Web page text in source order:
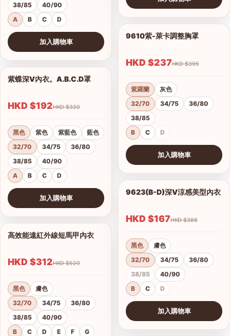
38/85
40/90
A
B C D
加入購物車
1/15
查看圖片
紫蝶深V內衣。A.B.C.D罩
HKD $192 HKD $320
黑色 紫色 紫藍色
藍色
32/70
34/75
36/80
38/85
40/90
A
B C D
加入購物車
1/14
查看圖片
高效能遠紅外線短馬甲內衣
HKD $312 HKD $520
黑色
膚色
32/70
34/75
36/80
38/85
40/90
B
C D E F G
查看圖片
9610紫-萊卡調整胸罩
HKD $237 HKD $395
紫羅蘭
灰色
32/70
34/75
36/80
38/85
B
C D
加入購物車
1/2
查看圖片
9623(B-D)深V涼感美型內衣
HKD $167 HKD $388
黑色
膚色
32/70
34/75
36/80
38/85
40/90
B
C D
加入購物車
查看圖片
港澳中文